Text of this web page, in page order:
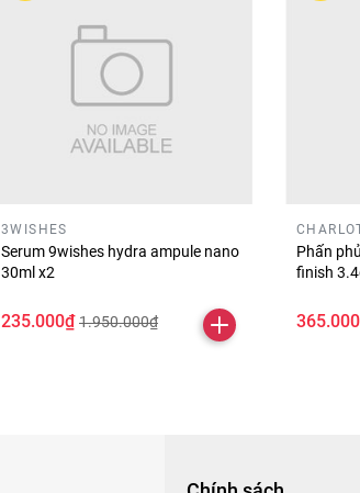
3WISHES
Serum 9wishes hydra ampule nano
30ml x2
235.000₫ 1.950.000₫
Phấn
finish